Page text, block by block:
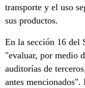
transporte y el uso
sus productos.
En la sección 16 del
"evaluar, por medio
auditorías de
antes